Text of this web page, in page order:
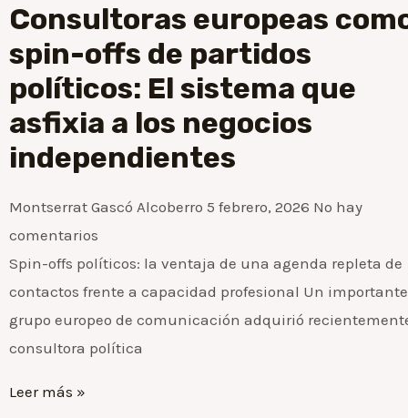
Consultoras europeas
spin-offs de partidos
políticos: El sistema que
asfixia a los negocios
independientes
Montserrat Gascó Alcoberro 5 febrero, 2026 No hay
comentarios
Spin-offs políticos: la ventaja de una agenda repleta de
contactos frente a capacidad profesional Un importante
grupo europeo de comunicación adquirió
consultora política
Leer más »